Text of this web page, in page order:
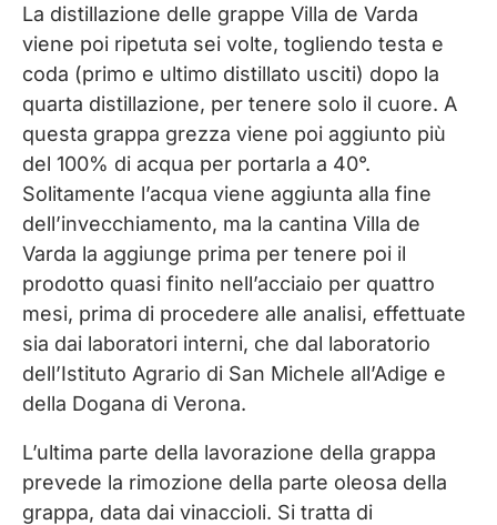
La distillazione delle grappe Villa de Varda
viene poi ripetuta sei volte, togliendo testa e
coda (primo e ultimo distillato usciti) dopo la
quarta distillazione, per tenere solo il cuore. A
questa grappa grezza viene poi aggiunto più
del 100% di acqua per portarla a 40°.
Solitamente l’acqua viene aggiunta alla fine
dell’invecchiamento, ma la cantina Villa de
Varda la aggiunge prima per tenere poi il
prodotto quasi finito nell’acciaio per quattro
mesi, prima di procedere alle analisi, effettuate
sia dai laboratori interni, che dal laboratorio
dell’Istituto Agrario di San Michele all’Adige e
della Dogana di Verona.
L’ultima parte della lavorazione della grappa
prevede la rimozione della parte oleosa della
grappa, data dai vinaccioli. Si tratta di